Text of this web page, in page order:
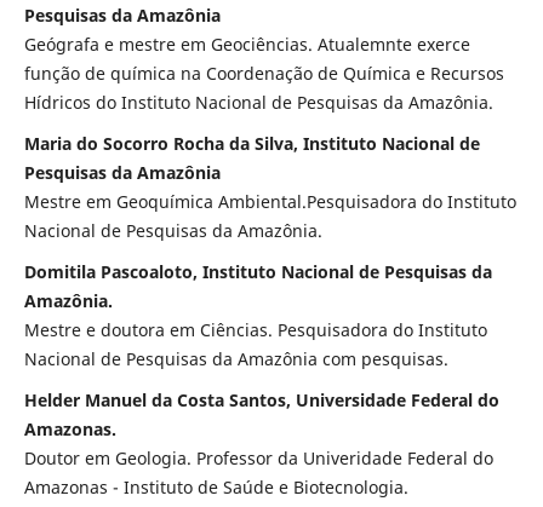
Pesquisas da Amazônia
Geógrafa e mestre em Geociências. Atualemnte exerce
função de química na Coordenação de Química e Recursos
Hídricos do Instituto Nacional de Pesquisas da Amazônia.
Maria do Socorro Rocha da Silva, Instituto Nacional de
Pesquisas da Amazônia
Mestre em Geoquímica Ambiental.Pesquisadora do Instituto
Nacional de Pesquisas da Amazônia.
Domitila Pascoaloto, Instituto Nacional de Pesquisas da
Amazônia.
Mestre e doutora em Ciências. Pesquisadora do Instituto
Nacional de Pesquisas da Amazônia com pesquisas.
Helder Manuel da Costa Santos, Universidade Federal do
Amazonas.
Doutor em Geologia. Professor da Univeridade Federal do
Amazonas - Instituto de Saúde e Biotecnologia.